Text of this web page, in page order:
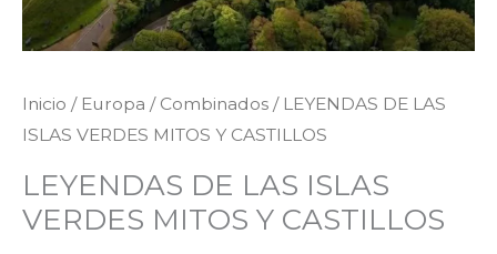
Inicio / Europa / Combinados / LEYENDAS DE LAS
ISLAS VERDES MITOS Y CASTILLOS
LEYENDAS DE LAS ISLAS
VERDES MITOS Y CASTILLOS